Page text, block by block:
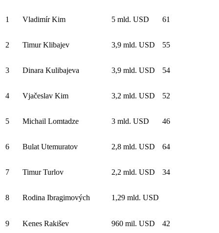
1 Vladimír Kim 5 mld. USD 61
2 Timur Klibajev 3,9 mld. USD 55
3 Dinara Kulibajeva 3,9 mld. USD 54
4 Vjačeslav Kim 3,2 mld. USD 52
5 Michail Lomtadze 3 mld. USD 46
6 Bulat Utemuratov 2,8 mld. USD 64
7 Timur Turlov 2,2 mld. USD 34
8 Rodina Ibragimových 1,29 mld. USD
9 Kenes Rakišev 960 mil. USD 42